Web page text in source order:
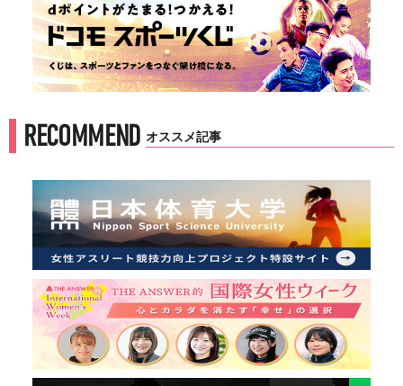
RECOMMEND オススメ記事